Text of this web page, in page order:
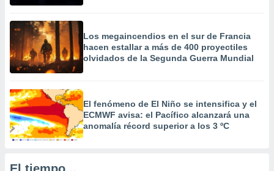
utilizar
crear un
uso de
la
contenido
medir el
de la
del
Los megaincendios en el sur de Francia
hacen estallar a más de 400 proyectiles
olvidados de la Segunda Guerra Mundial
El fenómeno de El Niño se intensifica y el
ECMWF avisa: el Pacífico alcanzará una
anomalía récord superior a los 3 ºC